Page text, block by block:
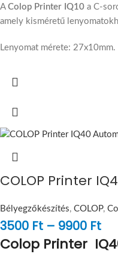
A Colop Printer IQ10 a C-
amely kisméretű
Lenyomat mérete: 27x10mm.
COLOP Printer
Bélyegzőkészítés, COLOP,
3500 Ft – 9900 Ft
Colop Printer